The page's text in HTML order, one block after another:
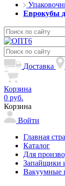
Еврокубы
Доставка
Корзина
0 руб.
Корзина
Войти
Главная
Каталог
Для
Запайщики
Вакуумные